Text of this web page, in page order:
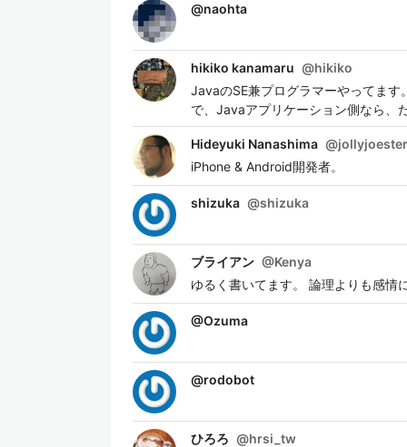
@naohta
hikiko kanamaru @hikiko
JavaのSE兼プログラマーやってま
で、Javaアプリケーション側なら、
Hideyuki Nanashima @jollyjoester
iPhone & Android開発者。
shizuka @shizuka
ブライアン @Kenya
ゆるく書いてます。 論理よりも感情
@Ozuma
@rodobot
ひろろ @hrsi_tw